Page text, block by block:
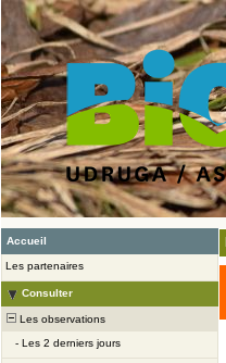
Accueil
Les partenaires
Consulter
Les observations
- Les 2 derniers jours